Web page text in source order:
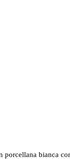
bianca